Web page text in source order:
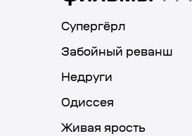
Супергёрл
Забойный реванш
Недруги
Одиссея
Живая ярость